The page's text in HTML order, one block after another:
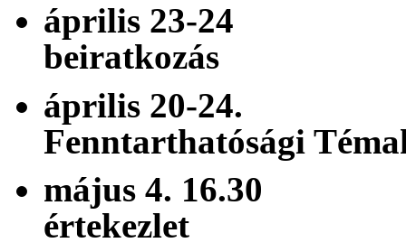
április 23-
beiratkozás
április
Fenntarthatósági
május 4.
értekezlet